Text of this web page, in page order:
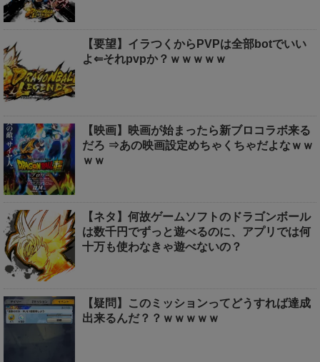
【要望】イラつくからPVPは全部botでいい
よ⇐それpvpか？ｗｗｗｗｗ
【映画】映画が始まったら新ブロコラボ来る
だろ ⇒あの映画設定めちゃくちゃだよなｗｗ
ｗｗ
【ネタ】何故ゲームソフトのドラゴンボール
は数千円でずっと遊べるのに、アプリでは何
十万も使わなきゃ遊べないの？
【疑問】このミッションってどうすれば達成
出来るんだ？？ｗｗｗｗｗ